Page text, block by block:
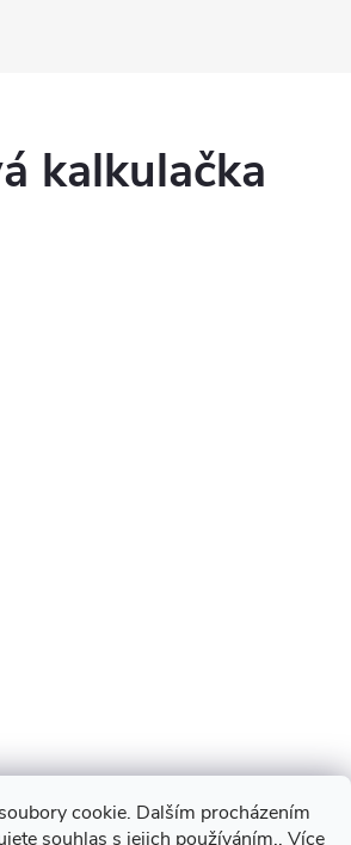
cookie. Dalším procházením
souhlas s jejich používáním.. Více
kalkulačka